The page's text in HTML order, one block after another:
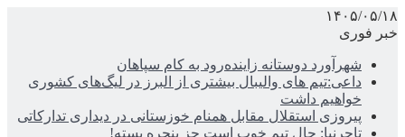
۱۴۰۵/۰۵/۱۸
خبر فوری
شهرآورد دوستانه زاینده‌رود به کام سپاهان
داعی:تیم های والیبال بیشتری از البرز در لیگ‌های کشوری
خواهیم داشت
پیروزی استقلال مقابل همنام خوزستانی در دیداری تدارکاتی
تاجرنیا: حال تیم خوب است جز پنجره بسته!